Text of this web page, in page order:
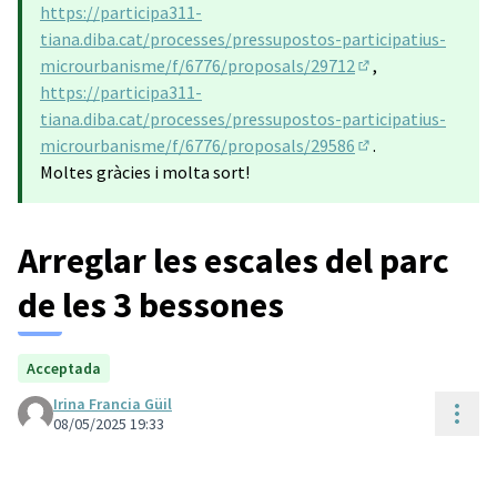
https://participa311-
tiana.diba.cat/processes/pressupostos-participatius-
microurbanisme/f/6776/proposals/29712
,
https://participa311-
tiana.diba.cat/processes/pressupostos-participatius-
microurbanisme/f/6776/proposals/29586
.
Moltes gràcies i molta sort!
Arreglar les escales del parc
de les 3 bessones
Acceptada
Irina Francia Güil
08/05/2025 19:33